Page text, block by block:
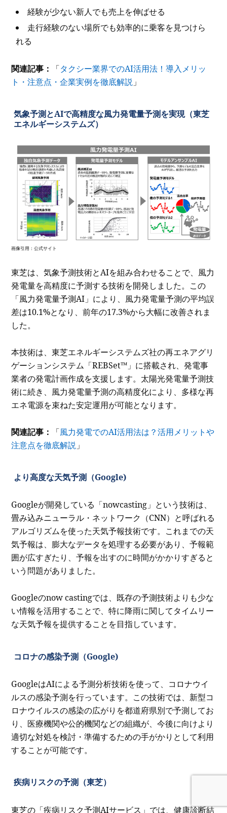
経験が少ない新人でも売上を伸ばせる
走行経験のない場所でも効率的に乗客を見つけら
れる
関連記事： 「タクシー業界でのAI活用法！導入メリッ
ト・注意点・企業実例を徹底解説 」
気象予測とAIで高精度な風力発電量予測を実現（東芝
エネルギーシステムズ）
画像引用：公式サイト
東芝は、気象予測技術とAIを組み合わせることで、風力
発電量を高精度に予測する技術を開発しました。この
「風力発電量予測AI」により、風力発電量予測の平均誤
差は10.1%となり、前年の17.3%から大幅に改善されま
した。
本技術は、東芝エネルギーシステムズ社の再エネアグリ
ゲーションシステム「REBSet™」に搭載され、発電事
業者の発電計画作成を支援します。太陽光発電量予測技
術に続き、風力発電量予測の高精度化により、多様な再
エネ電源を束ねた安定運用が可能となります。
関連記事： 「風力発電でのAI活用法は？活用メリットや
注意点を徹底解説 」
より高度な天気予測（Google)
Googleが開発している「nowcasting」という技術は、
畳み込みニューラル・ネットワーク（CNN）と呼ばれる
アルゴリズムを使った天気予報技術です。これまでの天
気予報は、膨大なデータを処理する必要があり、予報範
囲が広すぎたり、予報を出すのに時間がかかりすぎると
いう問題がありました。
Googleのnow castingでは、既存の予測技術よりも少な
い情報を活用することで、特に降雨に関してタイムリー
な天気予報を提供することを目指しています。
コロナの感染予測（Google)
GoogleはAIによる予測分析技術を使って、コロナウイ
ルスの感染予測を行っています。この技術では、新型コ
ロナウイルスの感染の広がりを都道府県別で予測してお
り、医療機関や公的機関などの組織が、今後に向けより
適切な対処を検討・準備するための手がかりとして利用
することが可能です。
疾病リスクの予測（東芝）
東芝の「疾病リスク予測AIサービス」では、健康診断結